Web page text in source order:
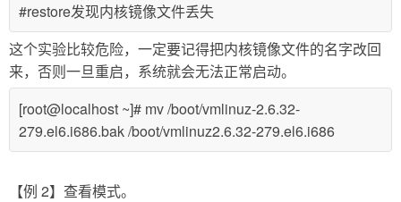
#restore发现内核镜像文件丢失
这个实验比较危险，一定要记得把内核镜像文件的名字改回
来，否则一旦重启，系统就会无法正常启动。
[root@localhost ~]# mv /boot/vmlinuz-2.6.32-
279.el6.i686.bak /boot/vmlinuz2.6.32-279.el6.i686
【例 2】查看模式。